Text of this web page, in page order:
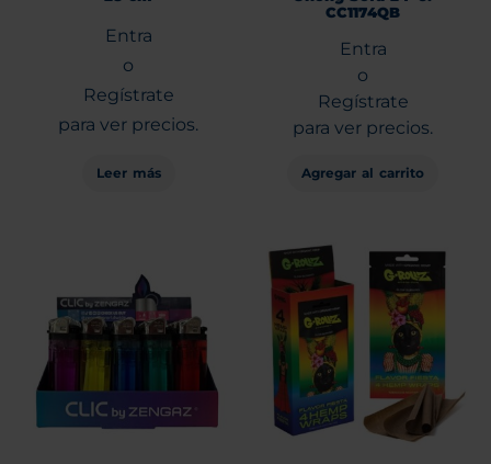
Entra
o
Regístrate
para ver precios.
Leer más
CC1174QB
Entra
o
Regístrate
para ver precios.
Agregar al carrito